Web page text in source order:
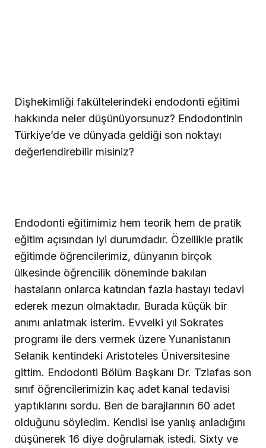
Dişhekimliği fakültelerindeki endodonti eğitimi
hakkında neler düşünüyorsunuz? Endodontinin
Türkiye’de ve dünyada geldiği son noktayı
değerlendirebilir misiniz?
Endodonti eğitimimiz hem teorik hem de pratik
eğitim açısından iyi durumdadır. Özellikle pratik
eğitimde öğrencilerimiz, dünyanın birçok
ülkesinde öğrencilik döneminde bakılan
hastaların onlarca katından fazla hastayı tedavi
ederek mezun olmaktadır. Burada küçük bir
anımı anlatmak isterim. Evvelki yıl Sokrates
programı ile ders vermek üzere Yunanistanın
Selanik kentindeki Aristoteles Üniversitesine
gittim. Endodonti Bölüm Başkanı Dr. Tziafas son
sınıf öğrencilerimizin kaç adet kanal tedavisi
yaptıklarını sordu. Ben de barajlarının 60 adet
olduğunu söyledim. Kendisi ise yanlış anladığını
düşünerek 16 diye doğrulamak istedi. Sixty ve